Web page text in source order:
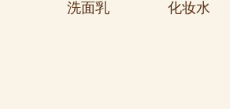
洗面乳 化妆水